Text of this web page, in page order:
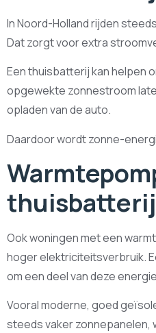
In Noord-Holland rijden
Dat zorgt voor extra
Een thuisbatterij kan helpen
opgewekte zonnestroom
opladen van de auto.
Daardoor wordt zonne-
thuisbatterij
Ook woningen met een
hoger elektriciteitsverbruik.
om een deel van deze
Vooral moderne, goed
steeds vaker zonnepanelen,